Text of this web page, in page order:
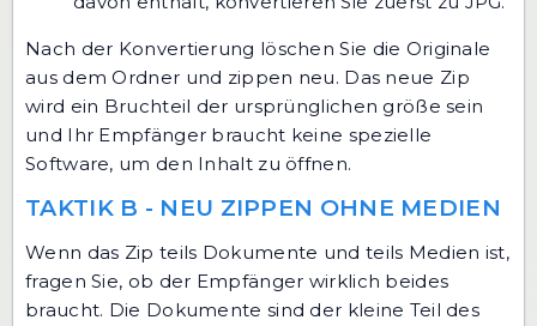
Nach der Konvertierung löschen Sie die Originale
aus dem Ordner und zippen neu. Das neue Zip
wird ein Bruchteil der ursprünglichen größe sein
und Ihr Empfänger braucht keine spezielle
Software, um den Inhalt zu öffnen.
TAKTIK B - NEU ZIPPEN OHNE MEDIEN
Wenn das Zip teils Dokumente und teils Medien ist,
fragen Sie, ob der Empfänger wirklich beides
braucht. Die Dokumente sind der kleine Teil des